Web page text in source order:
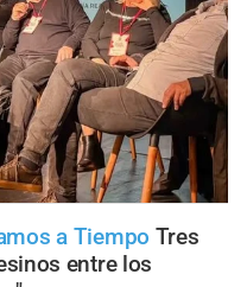
a Tiempo Tres
entre los